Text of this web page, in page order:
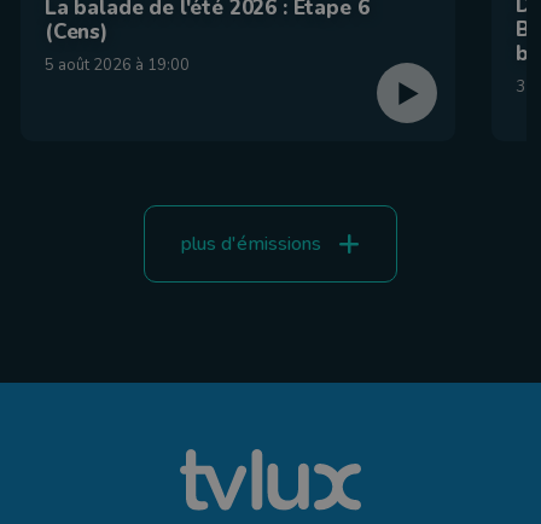
La balade de l'été 2026 : Étape 6
(Cens)
5 août 2026 à 19:00
31
plus d'émissions